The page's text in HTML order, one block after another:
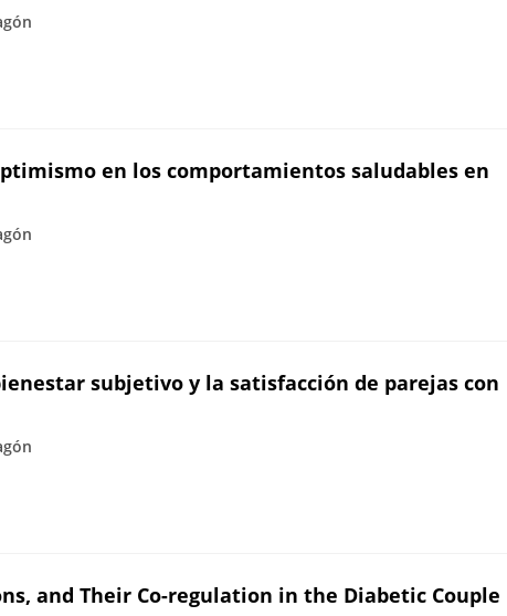
en los comportamientos saludables en
subjetivo y la satisfacción de parejas con
and Their Co-regulation in the Diabetic Couple